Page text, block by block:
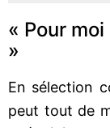
« Pour
»
En sélection
peut tout de